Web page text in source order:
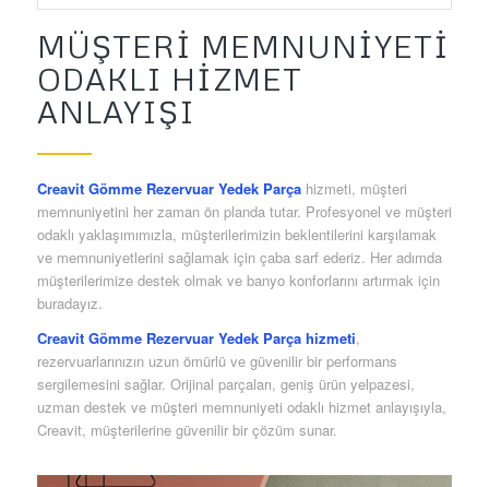
MÜŞTERI MEMNUNIYETI
ODAKLI HIZMET
ANLAYIŞI
Creavit Gömme Rezervuar Yedek Parçahizmeti, müşteri
memnuniyetini her zaman ön planda tutar. Profesyonel ve müşteri
odaklı yaklaşımımızla, müşterilerimizin beklentilerini karşılamak
ve memnuniyetlerini sağlamak için çaba sarf ederiz. Her adımda
müşterilerimize destek olmak ve banyo konforlarını artırmak için
buradayız.
Creavit Gömme Rezervuar Yedek Parça hizmeti,
rezervuarlarınızın uzun ömürlü ve güvenilir bir performans
sergilemesini sağlar. Orijinal parçaları, geniş ürün yelpazesi,
uzman destek ve müşteri memnuniyeti odaklı hizmet anlayışıyla,
Creavit, müşterilerine güvenilir bir çözüm sunar.